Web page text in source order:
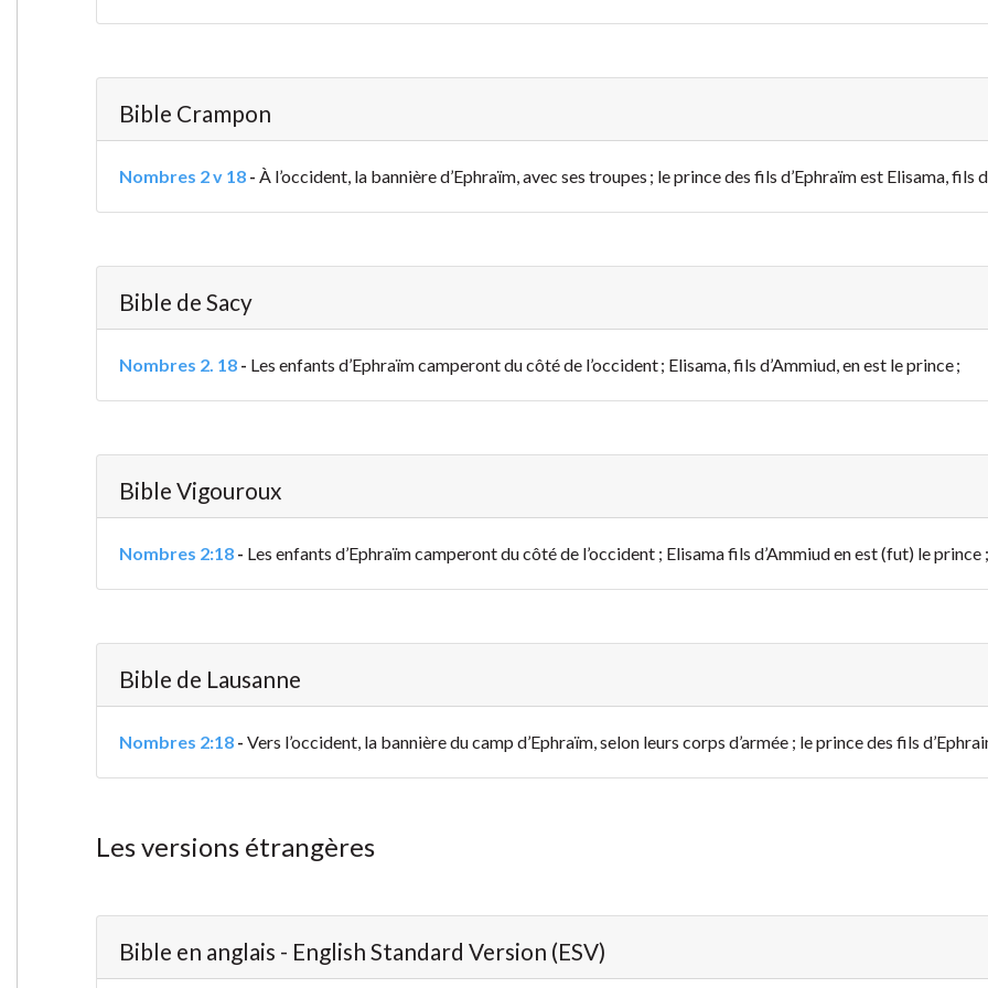
Bible Crampon
Nombres 2 v 18- À l’occident, la bannière d’Ephraïm, avec ses troupes ; le prince des fils d’Ephraïm est Elisama, fils
Bible de Sacy
Nombres 2. 18- Les enfants d’Ephraïm camperont du côté de l’occident ; Elisama, fils d’Ammiud, en est le prince ;
Bible Vigouroux
Nombres 2:18- Les enfants d’Ephraïm camperont du côté de l’occident ; Elisama fils d’Ammiud en est (fut) le prince ;
Bible de Lausanne
Nombres 2:18- Vers l’occident, la bannière du camp d’Ephraïm, selon leurs corps d’armée ; le prince des fils
Les versions étrangères
Bible en anglais - English Standard Version (ESV)